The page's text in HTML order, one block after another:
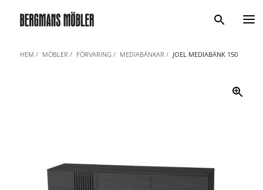
Sök
HEM MÖBLER FÖRVARING MEDIABÄNKAR JOEL MEDIABÄNK 150